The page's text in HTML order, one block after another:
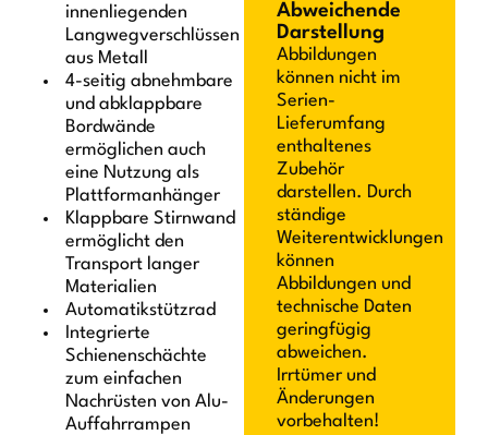
innenliegenden
Langwegverschlüssen
aus Metall
4-seitig abnehmbare
und abklappbare
Bordwände
ermöglichen auch
eine Nutzung als
Plattformanhänger
Klappbare Stirnwand
ermöglicht den
Transport langer
Materialien
Automatikstützrad
Integrierte
Schienenschächte
zum einfachen
Nachrüsten von Alu-
Auffahrrampen
Abweichende
Darstellung
Abbildungen
können nicht im
Serien-
Lieferumfang
enthaltenes
Zubehör
darstellen. Durch
ständige
Weiterentwicklungen
können
Abbildungen und
technische Daten
geringfügig
abweichen.
Irrtümer und
Änderungen
vorbehalten!